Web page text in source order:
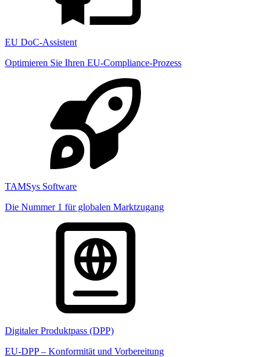
EU DoC-Assistent
Optimieren Sie Ihren EU-Compliance-Prozess
TAMSys Software
Die Nummer 1 für globalen Marktzugang
Digitaler Produktpass (DPP)
EU-DPP – Konformität und Vorbereitung